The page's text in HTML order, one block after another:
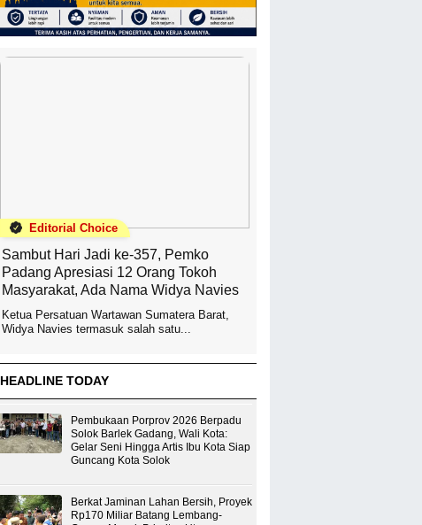
Editorial Choice
Sambut Hari Jadi ke-357, Pemko
Padang Apresiasi 12 Orang Tokoh
Masyarakat, Ada Nama Widya Navies
Ketua Persatuan Wartawan Sumatera Barat,
Widya Navies termasuk salah satu...
HEADLINE TODAY
Pembukaan Porprov 2026 Berpadu
Solok Barlek Gadang, Wali Kota:
Gelar Seni Hingga Artis Ibu Kota Siap
Guncang Kota Solok
Berkat Jaminan Lahan Bersih, Proyek
Rp170 Miliar Batang Lembang-